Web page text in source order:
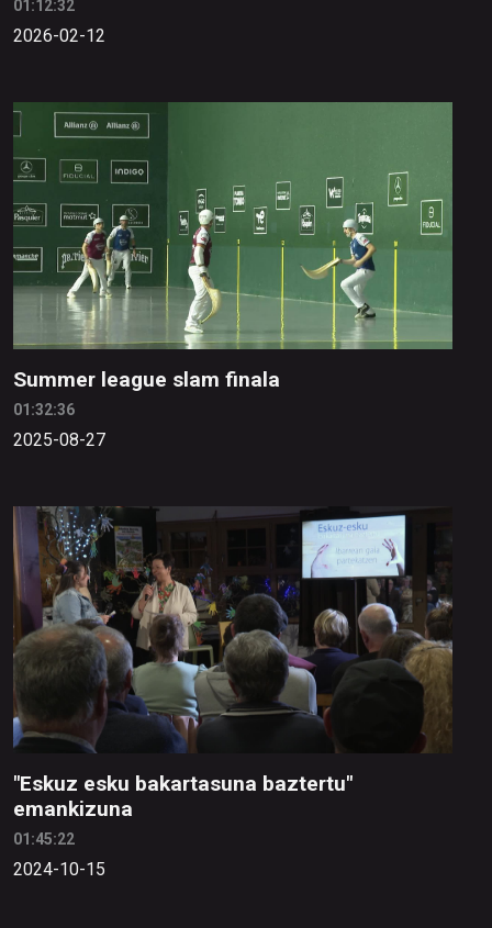
01:12:32
2026-02-12
Summer league slam finala
01:32:36
2025-08-27
"Eskuz esku bakartasuna baztertu"
emankizuna
01:45:22
2024-10-15